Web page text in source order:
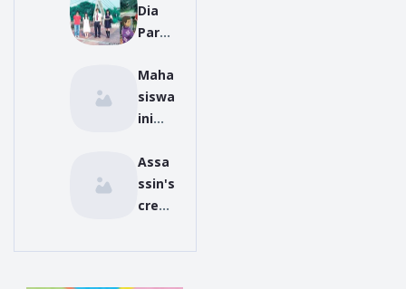
Anim
e
ma
Bullyi
ng
Dia
Para
ran
Live-
Actio
Anoh
ana!
Maha
siswa
ini
buat
anim
e
ir
Assa
ssin's
creed
dibua